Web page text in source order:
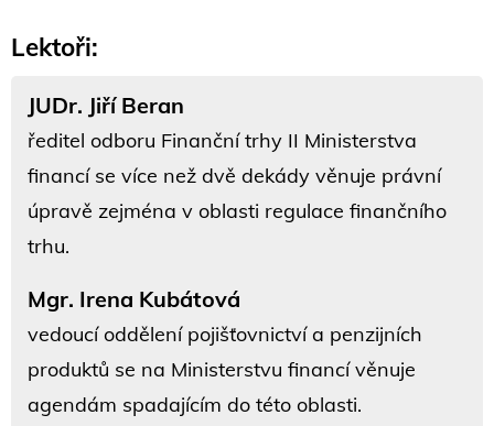
Lektoři:
JUDr. Jiří Beran
ředitel odboru Finanční trhy II Ministerstva
financí se více než dvě dekády věnuje právní
úpravě zejména v oblasti regulace finančního
trhu.
Mgr. Irena Kubátová
vedoucí oddělení pojišťovnictví a penzijních
produktů se na Ministerstvu financí věnuje
agendám spadajícím do této oblasti.